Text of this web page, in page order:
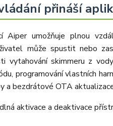
přináší
Aiper umožňuje plnou
může spustit nebo
skimmeru z
programování vlastních
a bezdrátové OTA
aktivace a deaktivace